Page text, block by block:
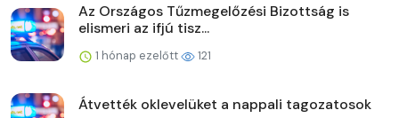
Az Országos Tűzmegelőzési Bizottság is
elismeri az ifjú tisz...
1 hónap ezelőtt 121
Átvették oklevelüket a nappali tagozatosok